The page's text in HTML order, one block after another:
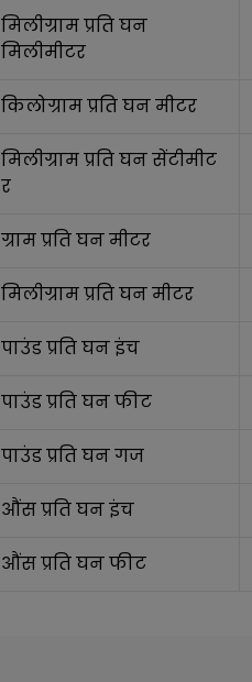
मिलीग्राम प्रति घन
मिलीमीटर
किलोग्राम प्रति घन मीटर
मिलीग्राम प्रति घन सेंटीमीट
र
ग्राम प्रति घन मीटर
मिलीग्राम प्रति घन मीटर
पाउंड प्रति घन इंच
पाउंड प्रति घन फीट
पाउंड प्रति घन गज
औंस प्रति घन इंच
औंस प्रति घन फीट